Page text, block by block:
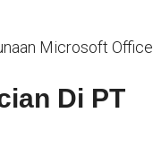
Microsoft Office.
Di PT